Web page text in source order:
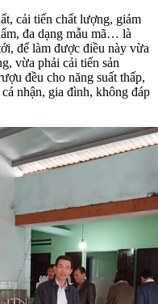
cải tiến chất lượng, giảm
đa dạng mẫu mã… là
để làm được điều này vừa
vừa phải cải tiến sản
đều cho năng suất thấp,
nhận, gia đình, không đáp